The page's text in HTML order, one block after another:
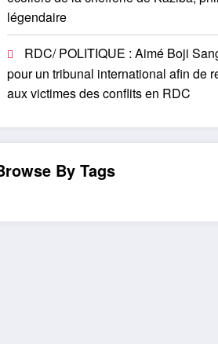
légendaire
RDC/ POLITIQUE : Aimé Boji
pour un tribunal international afin de
aux victimes des conflits en RDC
By Tags